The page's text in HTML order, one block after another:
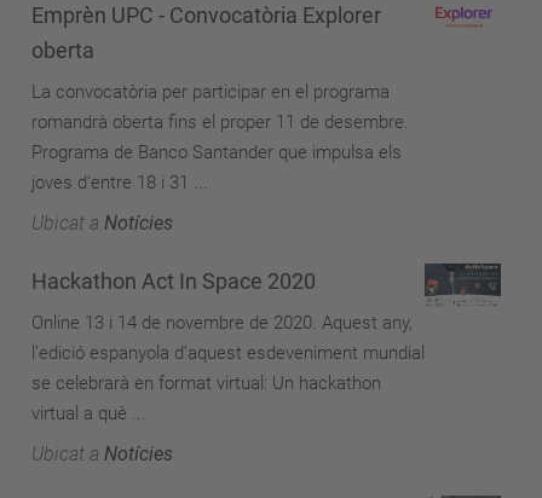
Emprèn UPC - Convocatòria Explorer
oberta
La convocatòria per participar en el programa
romandrà oberta fins el proper 11 de desembre.
Programa de Banco Santander que impulsa els
joves d'entre 18 i 31 ...
Ubicat a Notícies
Hackathon Act In Space 2020
Online 13 i 14 de novembre de 2020. Aquest any,
l’edició espanyola d’aquest esdeveniment mundial
se celebrarà en format virtual: Un hackathon
virtual a què ...
Ubicat a Notícies